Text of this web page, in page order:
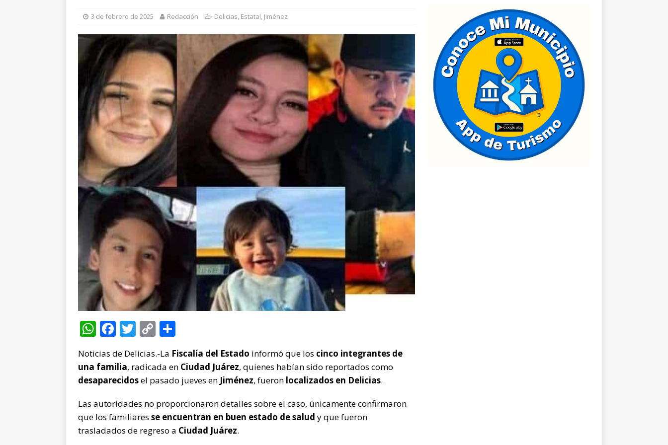
agredir a policías
ALDAMA
[ 8 de agosto de 2026 ]
Invita Secretaría de Turismo a eventos de aventura y tradición este
fin de semana
ESTATAL
[ 8 de agosto de 2026 ]
Mantiene Policía Rural operativo preventivo en Majalca durante las
vacaciones
3 de febrero de 2025 Redacción Delicias, Estatal, Jiménez
W
at
s
A
p
p
F
c
e
o
o
k
T
it
te
C
p
y
n
k
o
m
p
ar
ti
r
Noticias de Delicias.-La Fiscalía del Estado informó que los cinco integrantes de
una familia, radicada en Ciudad Juárez, quienes habían sido reportados como
desaparecidosel pasado jueves en Jiménez, fueron localizados en Delicias.
Las autoridades no proporcionaron detalles sobre el caso, únicamente confirmaron
que los familiares se encuentran en buen estado de salud y que fueron
trasladados de regreso a Ciudad Juárez.